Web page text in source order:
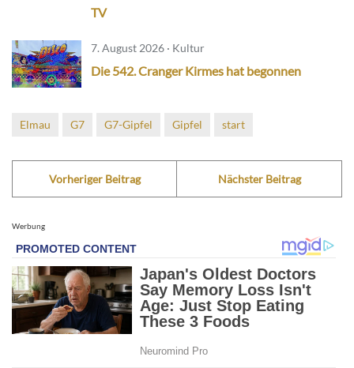
TV
7. August 2026 · Kultur
Die 542. Cranger Kirmes hat begonnen
Elmau G7 G7-Gipfel Gipfel start
Vorheriger Beitrag Nächster Beitrag
Werbung